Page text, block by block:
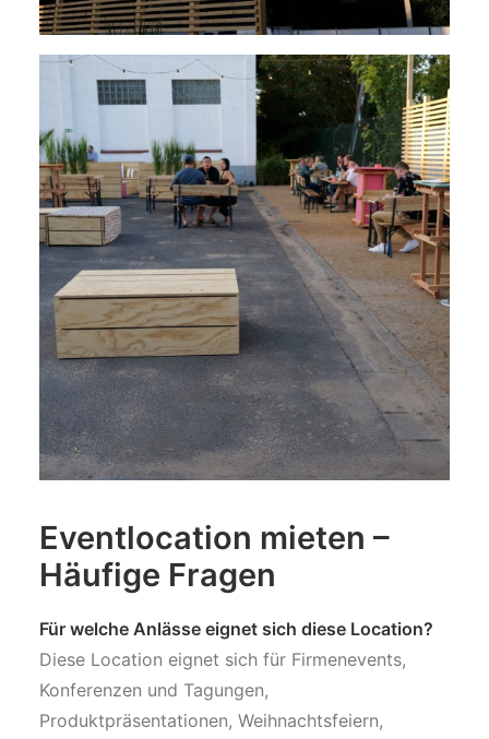
Eventlocation mieten –
Häufige Fragen
Für welche Anlässe eignet sich diese Location?
Diese Location eignet sich für Firmenevents,
Konferenzen und Tagungen,
Produktpräsentationen, Weihnachtsfeiern,